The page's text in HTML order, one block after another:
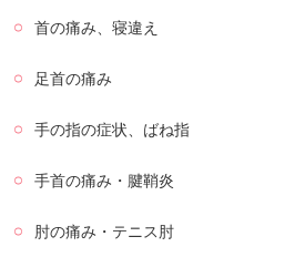
首の痛み、寝違え
足首の痛み
手の指の症状、ばね指
手首の痛み・腱鞘炎
肘の痛み・テニス肘